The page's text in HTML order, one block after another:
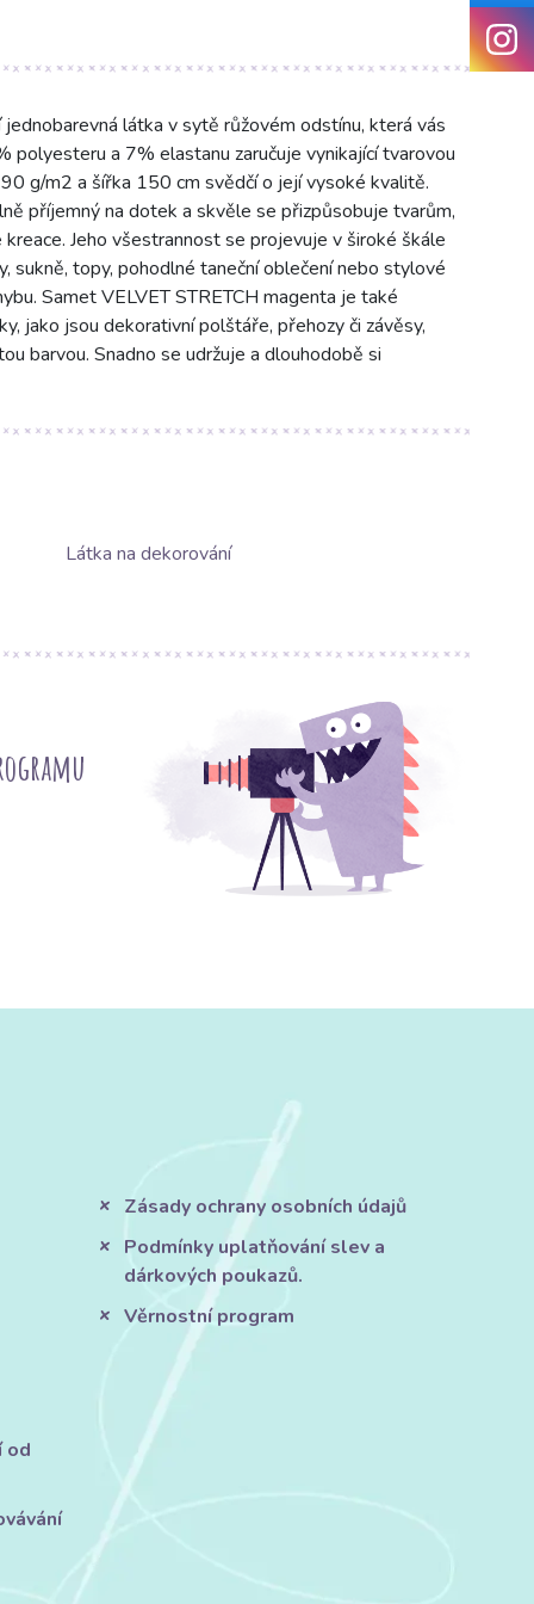
látka v sytě růžovém odstínu, která vás
polyesteru a 7% elastanu zaručuje vynikající tvarovou
g/m2 a šířka 150 cm svědčí o její vysoké kvalitě.
příjemný na dotek a skvěle se přizpůsobuje tvarům,
Jeho všestrannost se projevuje v široké škále
sukně, topy, pohodlné taneční oblečení nebo stylové
Samet VELVET STRETCH magenta je také
jako jsou dekorativní polštáře, přehozy či závěsy,
barvou. Snadno se udržuje a dlouhodobě si
Látka na dekorování
od
Zásady ochrany osobních údajů
Podmínky uplatňování slev a
dárkových poukazů.
Věrnostní program